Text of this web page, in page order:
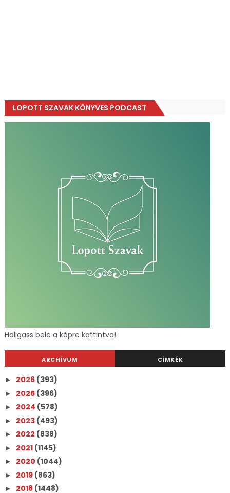
LOPOTT SZAVAK KÖNYVES PODCAST
Hallgass bele a képre kattintva!
ARCHÍVUM CÍMKÉK
► 2026 (393)
► 2025 (396)
► 2024 (578)
► 2023 (493)
► 2022 (838)
► 2021 (1145)
► 2020 (1044)
► 2019 (863)
► 2018 (1448)